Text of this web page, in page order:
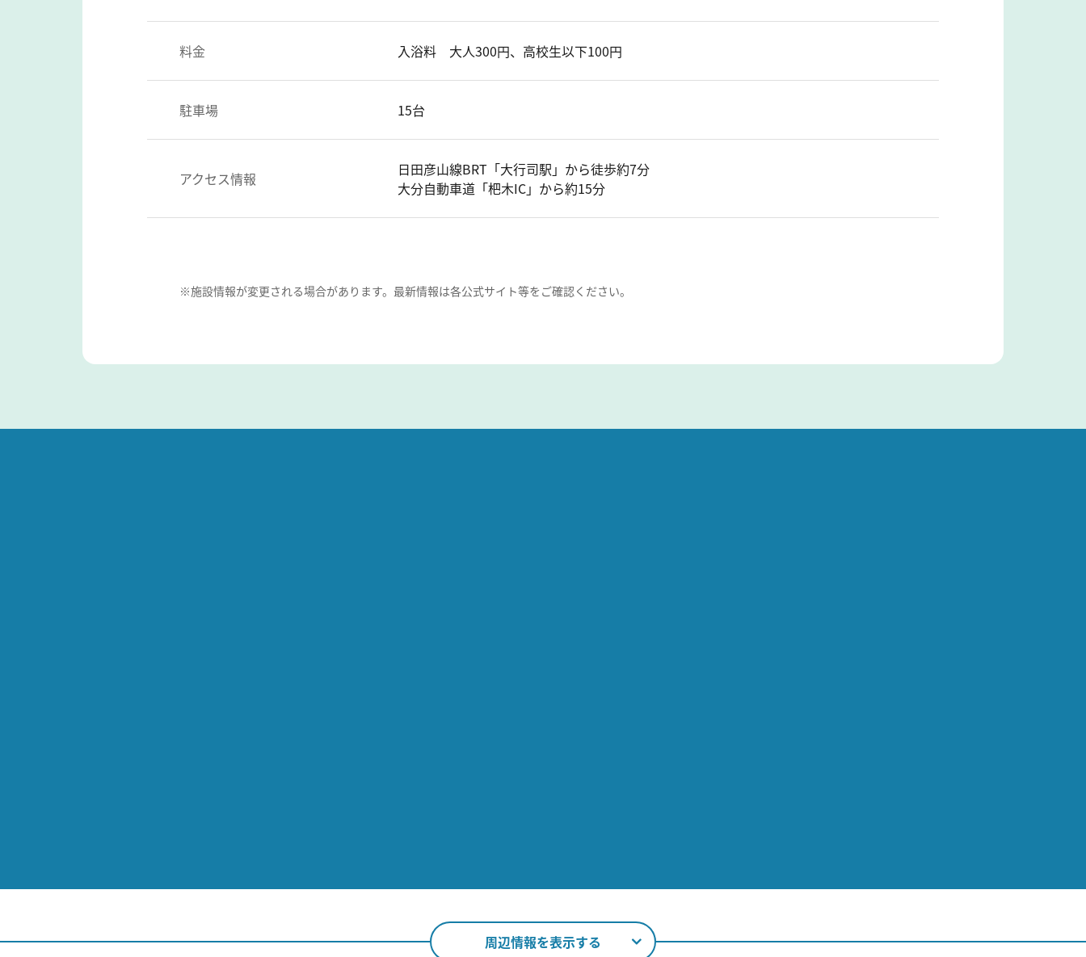
料金 入浴料 大人300円、高校生以下100円
駐車場 15台
アクセス情報
日田彦山線BRT「大行司駅」から徒歩約7分
大分自動車道「杷木IC」から約15分
※施設情報が変更される場合があります。最新情報は各公式サイト等をご確認ください。
周辺情報を表示する